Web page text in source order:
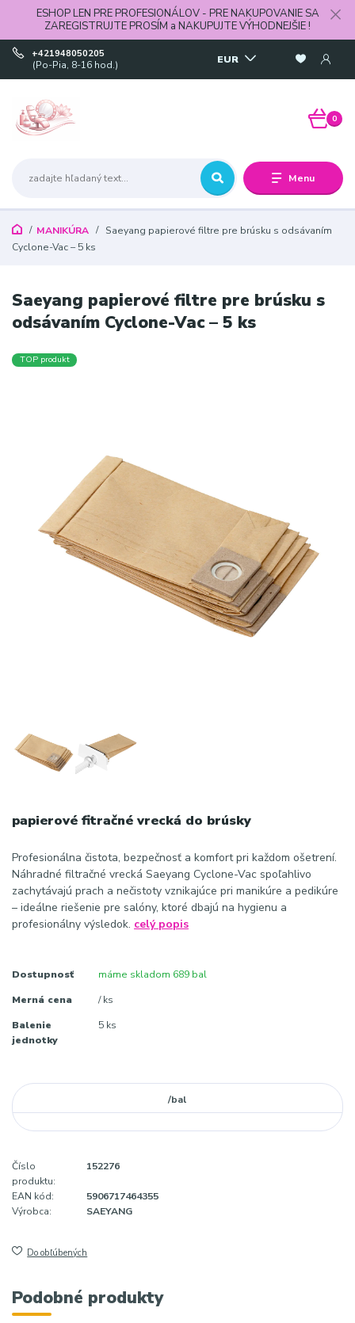
ESHOP LEN PRE PROFESIONÁLOV - PRE NAKUPOVANIE SA
ZAREGISTRUJTE PROSÍM a NAKUPUJTE VÝHODNEJŠIE !
Menu
EUR
+421948050205
(Po-Pia, 8-16 hod.)
0
MANIKÚRA
Saeyang papierové filtre pre brúsku s odsávaním
Cyclone-Vac – 5 ks
Saeyang papierové filtre pre brúsku s
odsávaním Cyclone-Vac – 5 ks
TOP produkt
papierové fitračné vrecká do brúsky
Profesionálna čistota, bezpečnosť a komfort pri každom ošetrení.
Náhradné filtračné vrecká Saeyang Cyclone-Vac spoľahlivo
zachytávajú prach a nečistoty vznikajúce pri manikúre a pedikúre
– ideálne riešenie pre salóny, ktoré dbajú na hygienu a
profesionálny výsledok. celý popis
Dostupnosť máme skladom 689 bal
Merná cena / ks
Balenie
jednotky
5 ks
/bal
Číslo
produktu:
152276
EAN kód:
5906717464355
Výrobca:
SAEYANG
Do obľúbených
Podobné produkty